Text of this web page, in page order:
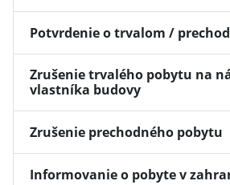
Potvrdenie o trvalom /
Zrušenie trvalého pobytu na
vlastníka budovy
Zrušenie prechodného pobytu
Informovanie o pobyte v